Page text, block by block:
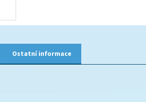
Ostatní informace